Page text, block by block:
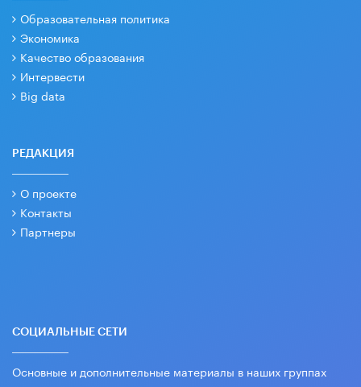
Образовательная политика
Экономика
Качество образования
Интервести
Big data
РЕДАКЦИЯ
О проекте
Контакты
Партнеры
СОЦИАЛЬНЫЕ СЕТИ
Основные и дополнительные материалы в наших группах